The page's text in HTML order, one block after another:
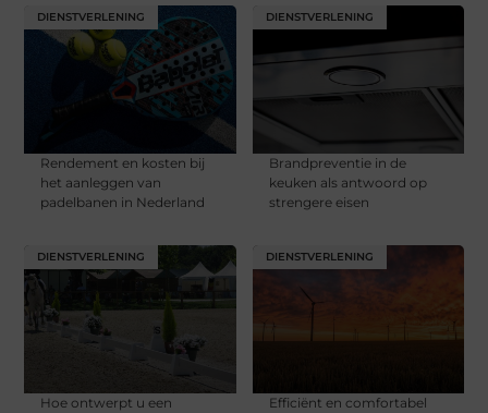
DIENSTVERLENING
Rendement en kosten bij
het aanleggen van
padelbanen in Nederland
DIENSTVERLENING
Brandpreventie in de
keuken als antwoord op
strengere eisen
DIENSTVERLENING
Hoe ontwerpt u een
DIENSTVERLENING
Efficiënt en comfortabel